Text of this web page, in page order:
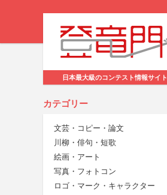
日本最大級のコンテスト情報サイト
カテゴリー
文芸・コピー・論文
川柳・俳句・短歌
絵画・アート
写真・フォトコン
ロゴ・マーク・キャラクター